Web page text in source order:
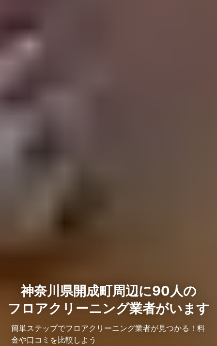
神奈川県開成町周辺に90人の
フロアクリーニング業者がいます
簡単ステップでフロアクリーニング業者が見つかる！料
金や口コミを比較しよう